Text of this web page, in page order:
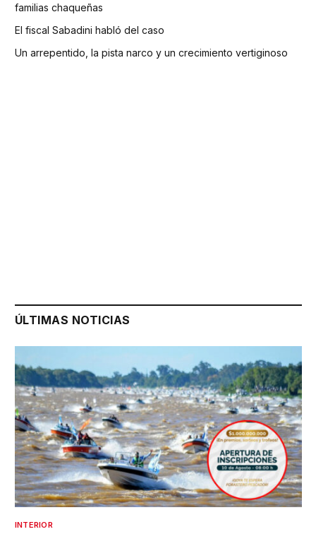
familias chaqueñas
El fiscal Sabadini habló del caso
Un arrepentido, la pista narco y un crecimiento vertiginoso
ÚLTIMAS NOTICIAS
INTERIOR